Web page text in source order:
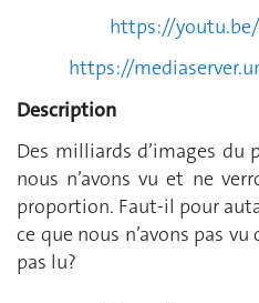
https://
https://
Description
Des milliards d’images du
nous n’avons vu et ne
proportion. Faut-il pour
ce que nous n’avons pas vu
pas lu?